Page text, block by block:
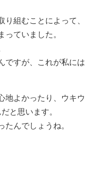
組むことによって、
ていました。
ですが、これが私には
地よかったり、ウキウ
と思います。
んでしょうね。